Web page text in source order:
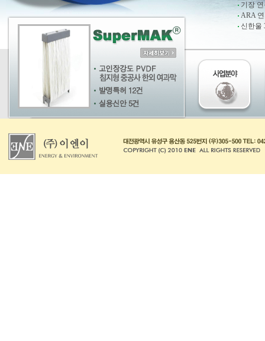
기장
ARA
신한울